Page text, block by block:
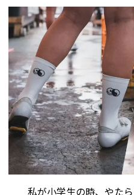
私が小学生の時、やた